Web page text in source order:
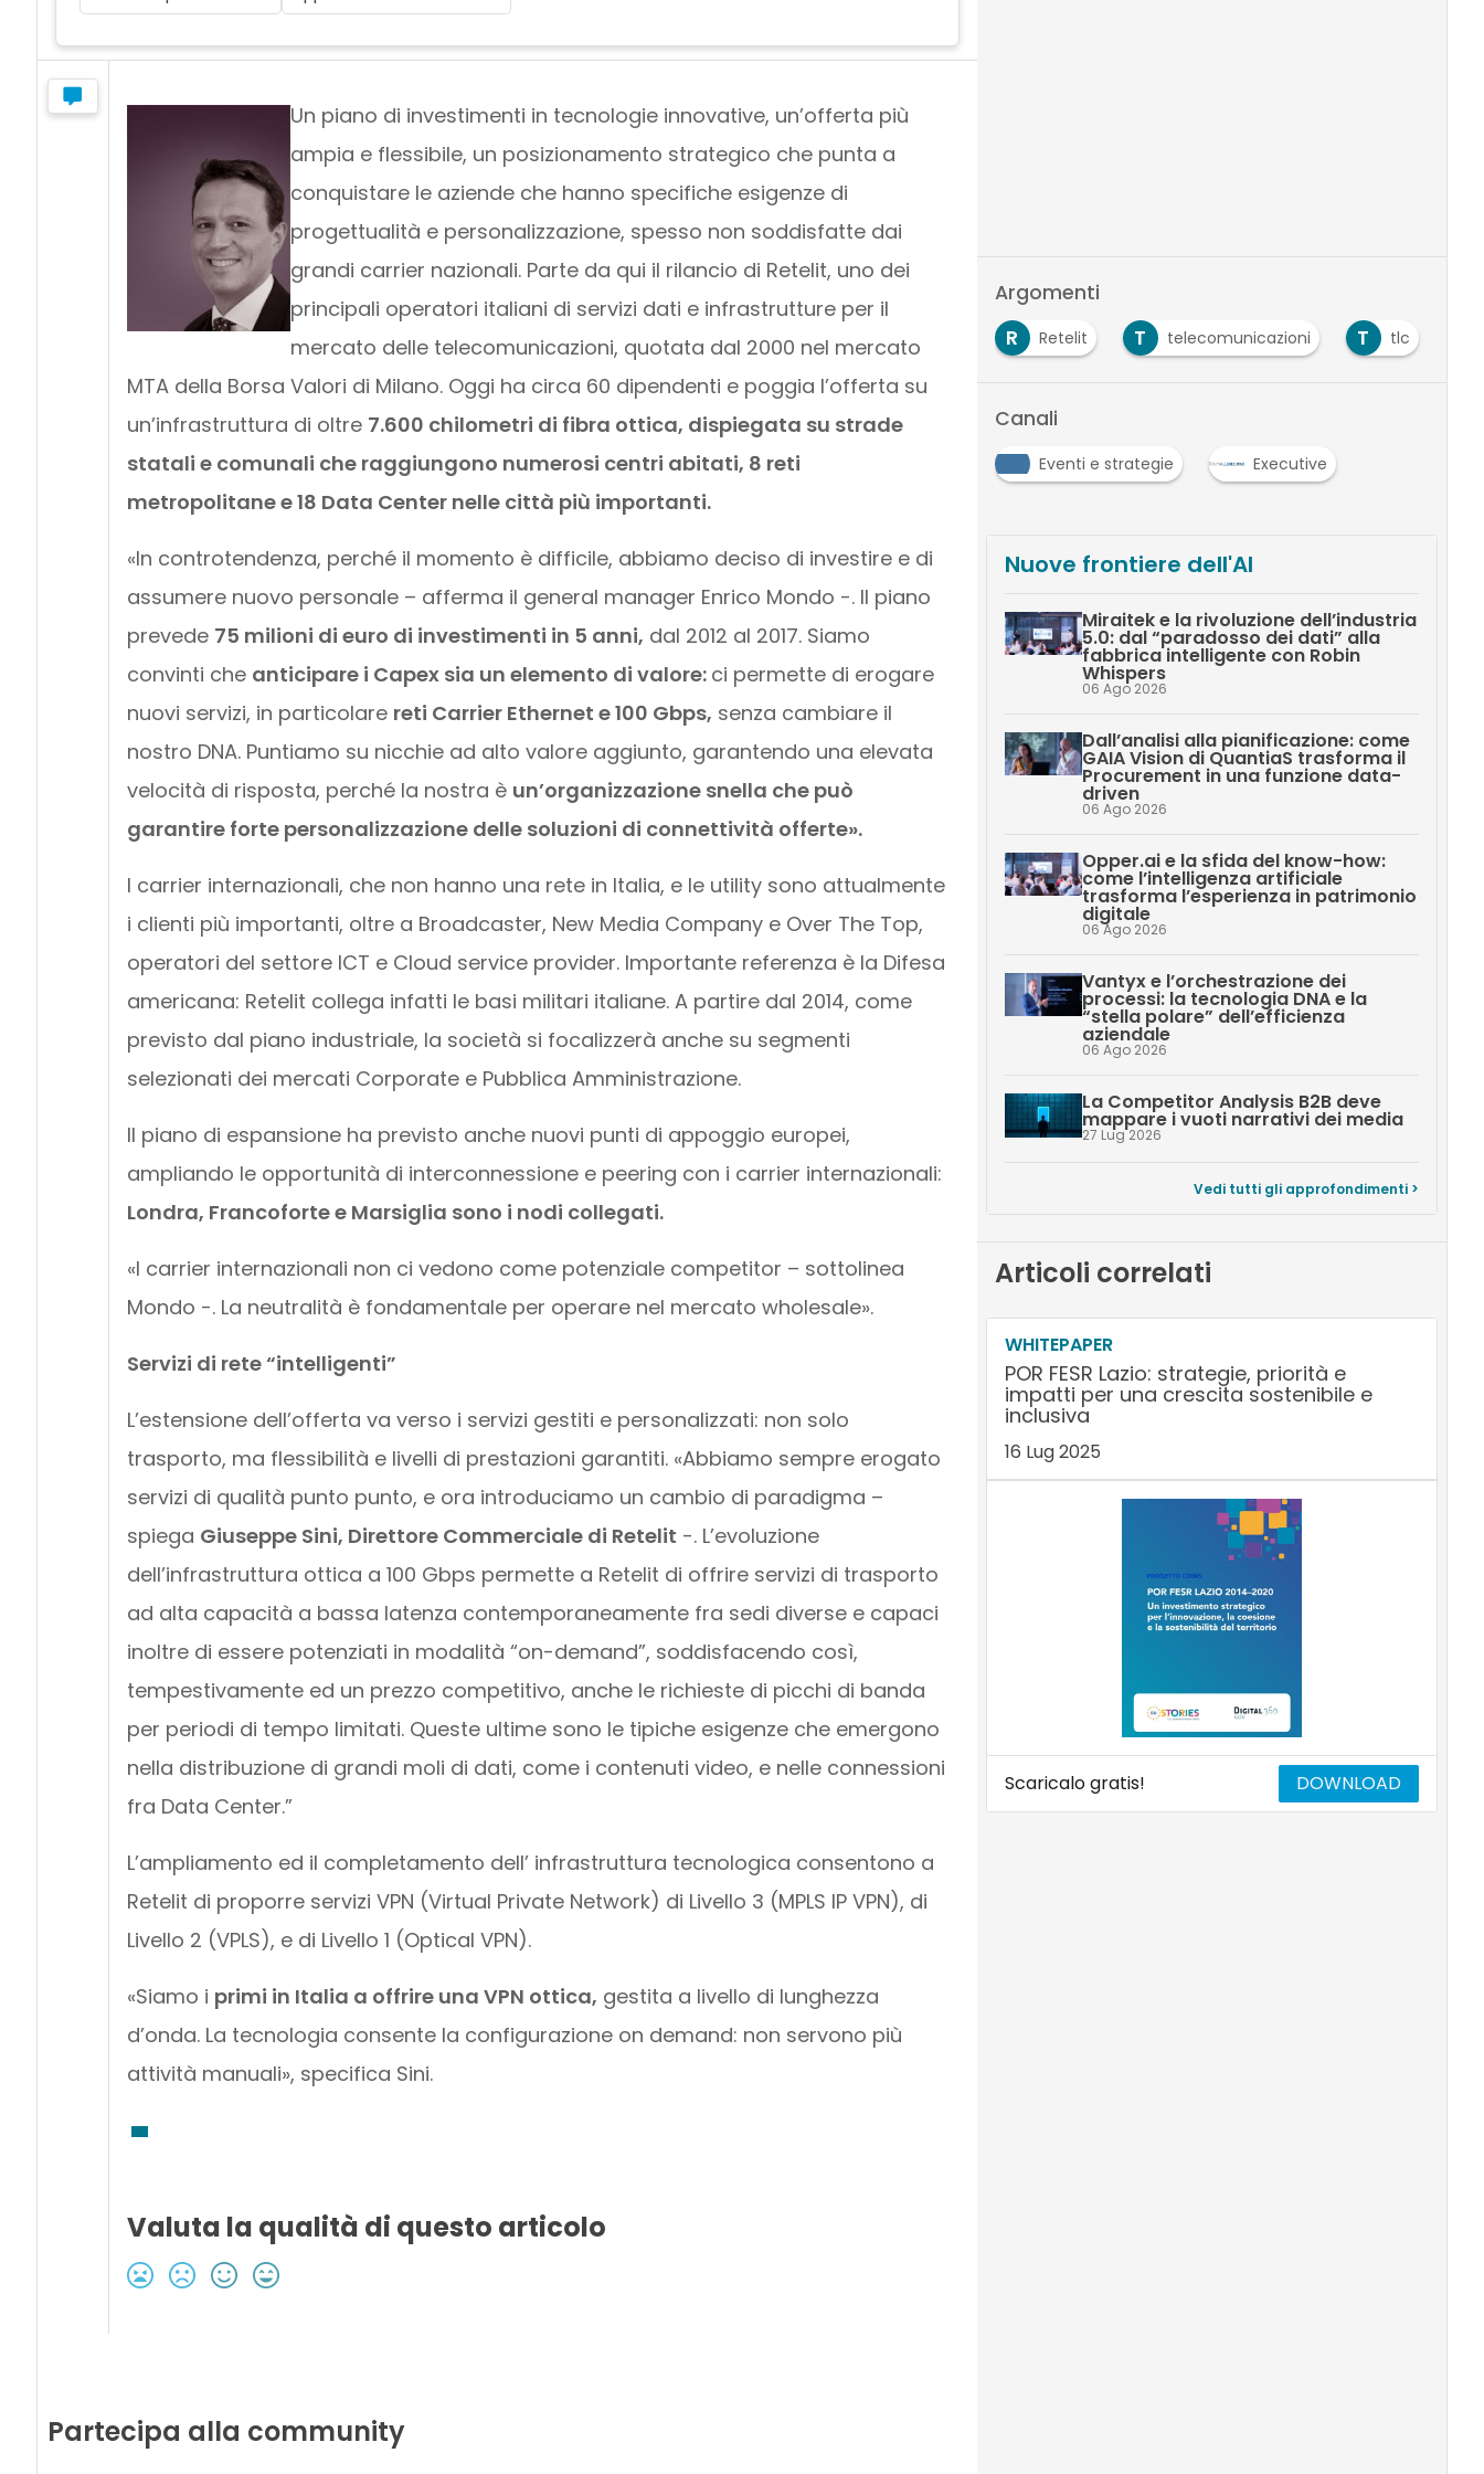
Un piano di investimenti in tecnologie innovative, un’offerta più
ampia e flessibile, un posizionamento strategico che punta a
conquistare le aziende che hanno specifiche esigenze di
progettualità e personalizzazione, spesso non soddisfatte dai
grandi carrier nazionali. Parte da qui il rilancio di Retelit, uno dei
principali operatori italiani di servizi dati e infrastrutture per il
mercato delle telecomunicazioni, quotata dal 2000 nel mercato
MTA della Borsa Valori di Milano. Oggi ha circa 60 dipendenti e poggia l’offerta su
un’infrastruttura di oltre 7.600 chilometri di fibra ottica, dispiegata su strade
statali e comunali che raggiungono numerosi centri abitati, 8 reti
metropolitane e 18 Data Center nelle città più importanti.
«In controtendenza, perché il momento è difficile, abbiamo deciso di investire e di
assumere nuovo personale – afferma il general manager Enrico Mondo -. Il piano
prevede 75 milioni di euro di investimenti in 5 anni, dal 2012 al 2017. Siamo
convinti che anticipare i Capex sia un elemento di valore: ci permette di erogare
nuovi servizi, in particolare reti Carrier Ethernet e 100 Gbps, senza cambiare il
nostro DNA. Puntiamo su nicchie ad alto valore aggiunto, garantendo una elevata
velocità di risposta, perché la nostra è un’organizzazione snella che può
garantire forte personalizzazione delle soluzioni di connettività offerte».
I carrier internazionali, che non hanno una rete in Italia, e le utility sono attualmente
i clienti più importanti, oltre a Broadcaster, New Media Company e Over The Top,
operatori del settore ICT e Cloud service provider. Importante referenza è la Difesa
americana: Retelit collega infatti le basi militari italiane. A partire dal 2014, come
previsto dal piano industriale, la società si focalizzerà anche su segmenti
selezionati dei mercati Corporate e Pubblica Amministrazione.
Il piano di espansione ha previsto anche nuovi punti di appoggio europei,
ampliando le opportunità di interconnessione e peering con i carrier internazionali:
Londra, Francoforte e Marsiglia sono i nodi collegati.
«I carrier internazionali non ci vedono come potenziale competitor – sottolinea
Mondo -. La neutralità è fondamentale per operare nel mercato wholesale».
Servizi di rete “intelligenti”
L’estensione dell’offerta va verso i servizi gestiti e personalizzati: non solo
trasporto, ma flessibilità e livelli di prestazioni garantiti. «Abbiamo sempre erogato
servizi di qualità punto punto, e ora introduciamo un cambio di paradigma –
spiega Giuseppe Sini, Direttore Commerciale di Retelit -. L’evoluzione
dell’infrastruttura ottica a 100 Gbps permette a Retelit di offrire servizi di trasporto
ad alta capacità a bassa latenza contemporaneamente fra sedi diverse e capaci
inoltre di essere potenziati in modalità “on-demand”, soddisfacendo così,
tempestivamente ed un prezzo competitivo, anche le richieste di picchi di banda
per periodi di tempo limitati. Queste ultime sono le tipiche esigenze che emergono
nella distribuzione di grandi moli di dati, come i contenuti video, e nelle connessioni
fra Data Center.”
L’ampliamento ed il completamento dell’ infrastruttura tecnologica consentono a
Retelit di proporre servizi VPN (Virtual Private Network) di Livello 3 (MPLS IP VPN), di
Livello 2 (VPLS), e di Livello 1 (Optical VPN).
«Siamo i primi in Italia a offrire una VPN ottica, gestita a livello di lunghezza
d’onda. La tecnologia consente la configurazione on demand: non servono più
attività manuali», specifica Sini.
Valuta la qualità di questo articolo
Partecipa alla community
Argomenti
C
connettività R Retelit T telecomunicazioni T tlc
Canali
Eventi e strategie Executive
Nuove frontiere dell'AI
Miraitek e la rivoluzione dell’industria
5.0: dal “paradosso dei dati” alla
fabbrica intelligente con Robin
Whispers
06 Ago 2026
Dall’analisi alla pianificazione: come
GAIA Vision di QuantiaS trasforma il
Procurement in una funzione data-
driven
06 Ago 2026
Opper.ai e la sfida del know-how:
come l’intelligenza artificiale
trasforma l’esperienza in patrimonio
digitale
06 Ago 2026
Vantyx e l’orchestrazione dei
processi: la tecnologia DNA e la
“stella polare” dell’efficienza
aziendale
06 Ago 2026
La Competitor Analysis B2B deve
mappare i vuoti narrativi dei media
27 Lug 2026
Vedi tutti gli approfondimenti >
Articoli correlati
WHITEPAPER
POR FESR Lazio: strategie, priorità e
impatti per una crescita sostenibile e
inclusiva
16 Lug 2025
Scaricalo gratis! DOWNLOAD